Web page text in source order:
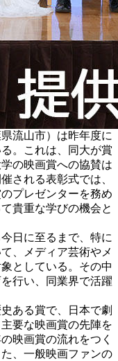
流山市）は昨年度に
。これは、同大が賞
の映画賞への協賛は
される表彰式では、
プレゼンターを務め
貴重な学びの機会と
日に至るまで、特に
、メディア芸術やメ
としている。その中
行い、同業界で活躍
ある賞で、日本で劇
要な映画賞の先陣を
映画賞の流れをつく
、一般映画ファンの